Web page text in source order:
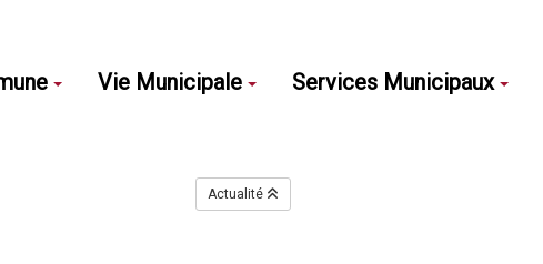
Vie Municipale Services Municipaux
Actualité